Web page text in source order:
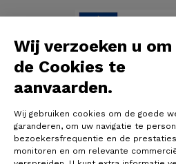
Wij verzoeken u om
de Cookies te
aanvaarden.
Wij gebruiken cookies om de goede
garanderen, om uw navigatie te
bezoekersfrequentie en de
monitoren en om relevante
© Origine